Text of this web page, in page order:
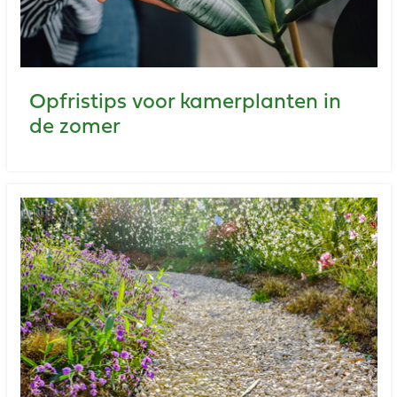
Opfristips voor kamerplanten in
de zomer